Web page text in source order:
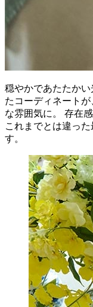
穏やかであたたか
たコーディネート
な雰囲気に。 存在
これまでとは違っ
す。